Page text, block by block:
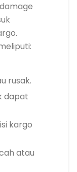
rusak.
dapat
kargo
atau